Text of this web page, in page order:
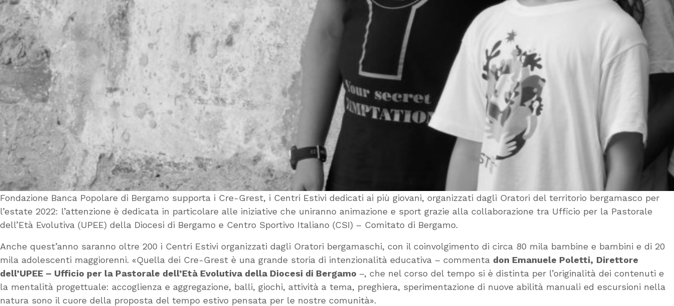
Fondazione Banca Popolare di Bergamo supporta i Cre-Grest, i Centri Estivi dedicati ai più giovani, organizzati dagli Oratori del territorio bergamasco per
l’estate 2022: l’attenzione è dedicata in particolare alle iniziative che uniranno animazione e sport grazie alla collaborazione tra Ufficio per la Pastorale
dell’Età Evolutiva (UPEE) della Diocesi di Bergamo e Centro Sportivo Italiano (CSI) – Comitato di Bergamo.
Anche quest’anno saranno oltre 200 i Centri Estivi organizzati dagli Oratori bergamaschi, con il coinvolgimento di circa 80 mila bambine e bambini e di 20
mila adolescenti maggiorenni. «Quella dei Cre-Grest è una grande storia di intenzionalità educativa – commenta don Emanuele Poletti, Direttore
dell’UPEE – Ufficio per la Pastorale dell’Età Evolutiva della Diocesi di Bergamo –, che nel corso del tempo si è distinta per l’originalità dei contenuti e
la mentalità progettuale: accoglienza e aggregazione, balli, giochi, attività a tema, preghiera, sperimentazione di nuove abilità manuali ed escursioni nella
natura sono il cuore della proposta del tempo estivo pensata per le nostre comunità».